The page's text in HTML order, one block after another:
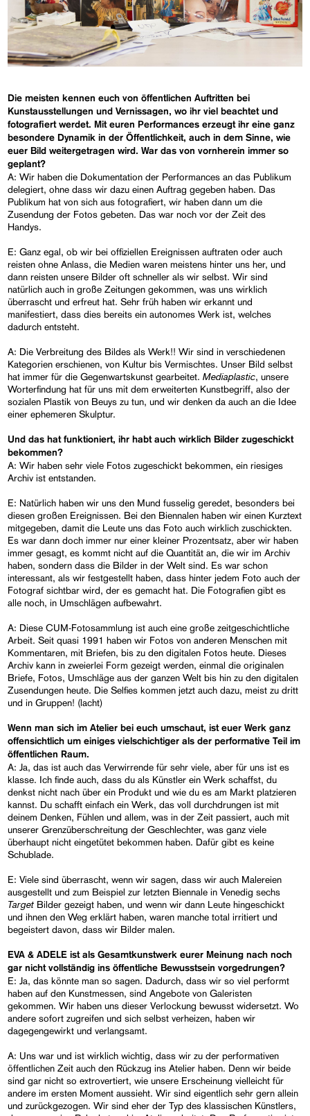
Die meisten kennen euch von öffentlichen Auftritten bei
Kunstausstellungen und Vernissagen, wo ihr viel beachtet und
fotografiert werdet. Mit euren Performances erzeugt ihr eine ganz
besondere Dynamik in der Öffentlichkeit, auch in dem Sinne, wie
euer Bild weitergetragen wird. War das von vornherein immer so
geplant?
A: Wir haben die Dokumentation der Performances an das Publikum
delegiert, ohne dass wir dazu einen Auftrag gegeben haben. Das
Publikum hat von sich aus fotografiert, wir haben dann um die
Zusendung der Fotos gebeten. Das war noch vor der Zeit des
Handys.
E: Ganz egal, ob wir bei offiziellen Ereignissen auftraten oder auch
reisten ohne Anlass, die Medien waren meistens hinter uns her, und
dann reisten unsere Bilder oft schneller als wir selbst. Wir sind
natürlich auch in große Zeitungen gekommen, was uns wirklich
überrascht und erfreut hat. Sehr früh haben wir erkannt und
manifestiert, dass dies bereits ein autonomes Werk ist, welches
dadurch entsteht.
A: Die Verbreitung des Bildes als Werk!! Wir sind in verschiedenen
Kategorien erschienen, von Kultur bis Vermischtes. Unser Bild selbst
hat immer für die Gegenwartskunst gearbeitet.Mediaplastic, unsere
Worterfindung hat für uns mit dem erweiterten Kunstbegriff, also der
sozialen Plastik von Beuys zu tun, und wir denken da auch an die Idee
einer ephemeren Skulptur.
Und das hat funktioniert, ihr habt auch wirklich Bilder zugeschickt
bekommen?
A: Wir haben sehr viele Fotos zugeschickt bekommen, ein riesiges
Archiv ist entstanden.
E: Natürlich haben wir uns den Mund fusselig geredet, besonders bei
diesen großen Ereignissen. Bei den Biennalen haben wir einen Kurztext
mitgegeben, damit die Leute uns das Foto auch wirklich zuschickten.
Es war dann doch immer nur einer kleiner Prozentsatz, aber wir haben
immer gesagt, es kommt nicht auf die Quantität an, die wir im Archiv
haben, sondern dass die Bilder in der Welt sind. Es war schon
interessant, als wir festgestellt haben, dass hinter jedem Foto auch der
Fotograf sichtbar wird, der es gemacht hat. Die Fotografien gibt es
alle noch, in Umschlägen aufbewahrt.
A: Diese CUM-Fotosammlung ist auch eine große zeitgeschichtliche
Arbeit. Seit quasi 1991 haben wir Fotos von anderen Menschen mit
Kommentaren, mit Briefen, bis zu den digitalen Fotos heute. Dieses
Archiv kann in zweierlei Form gezeigt werden, einmal die originalen
Briefe, Fotos, Umschläge aus der ganzen Welt bis hin zu den digitalen
Zusendungen heute. Die Selfies kommen jetzt auch dazu, meist zu dritt
und in Gruppen! (lacht)
Wenn man sich im Atelier bei euch umschaut, ist euer Werk ganz
offensichtlich um einiges vielschichtiger als der performative Teil im
öffentlichen Raum.
A: Ja, das ist auch das Verwirrende für sehr viele, aber für uns ist es
klasse. Ich finde auch, dass du als Künstler ein Werk schaffst, du
denkst nicht nach über ein Produkt und wie du es am Markt platzieren
kannst. Du schafft einfach ein Werk, das voll durchdrungen ist mit
deinem Denken, Fühlen und allem, was in der Zeit passiert, auch mit
unserer Grenzüberschreitung der Geschlechter, was ganz viele
überhaupt nicht eingetütet bekommen haben. Dafür gibt es keine
Schublade.
E: Viele sind überrascht, wenn wir sagen, dass wir auch Malereien
ausgestellt und zum Beispiel zur letzten Biennale in Venedig sechs
Target Bilder gezeigt haben, und wenn wir dann Leute hingeschickt
und ihnen den Weg erklärt haben, waren manche total irritiert und
begeistert davon, dass wir Bilder malen.
EVA & ADELE ist als Gesamtkunstwerk eurer Meinung nach noch
gar nicht vollständig ins öffentliche Bewusstsein vorgedrungen?
E: Ja, das könnte man so sagen. Dadurch, dass wir so viel performt
haben auf den Kunstmessen, sind Angebote von Galeristen
gekommen. Wir haben uns dieser Verlockung bewusst widersetzt. Wo
andere sofort zugreifen und sich selbst verheizen, haben wir
dagegengewirkt und verlangsamt.
A: Uns war und ist wirklich wichtig, dass wir zu der performativen
öffentlichen Zeit auch den Rückzug ins Atelier haben. Denn wir beide
sind gar nicht so extrovertiert, wie unsere Erscheinung vielleicht für
andere im ersten Moment aussieht. Wir sind eigentlich sehr gern allein
und zurückgezogen. Wir sind eher der Typ des klassischen Künstlers,